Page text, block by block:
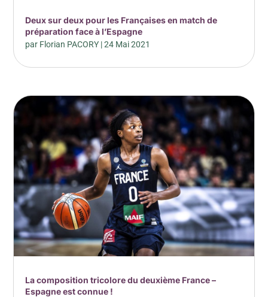
Deux sur deux pour les Françaises en match de
préparation face à l’Espagne
par Florian PACORY |24 Mai 2021
La composition tricolore du deuxième France –
Espagne est connue !